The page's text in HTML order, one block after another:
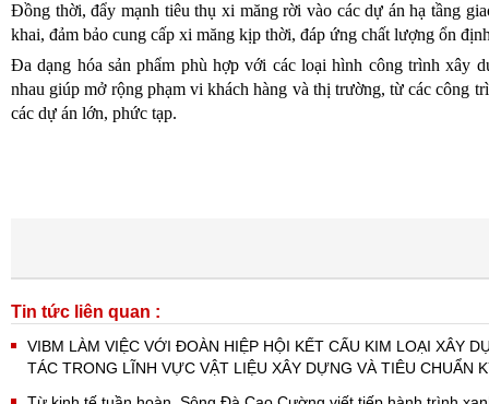
Đồng thời, đẩy mạnh tiêu thụ xi măng rời vào các dự án hạ tầng
khai, đảm bảo cung cấp xi măng kịp thời, đáp ứng chất lượng ổn
Đa dạng hóa sản phẩm phù hợp với các loại hình công trình xây
nhau giúp mở rộng phạm vi khách hàng và thị trường, từ các công
các dự án lớn, phức tạp.
Tin tức liên quan :
VIBM LÀM VIỆC VỚI ĐOÀN HIỆP HỘI KẾT CẤU KIM LOẠI XÂY
TÁC TRONG LĨNH VỰC VẬT LIỆU XÂY DỰNG VÀ TIÊU CHUẨN